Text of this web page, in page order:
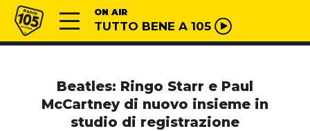
Vai al contenuto
Radio 105 ON AIR
TUTTO BENE A 105
Beatles: Ringo Starr e Paul
McCartney di nuovo insieme in
studio di registrazione